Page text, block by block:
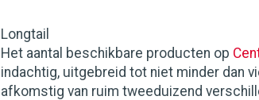
Longtail
Het aantal beschikbare producten op
indachtig, uitgebreid tot niet minder dan
afkomstig van ruim tweeduizend